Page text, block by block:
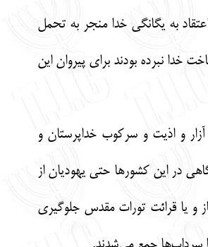
به یگانگی خدا منجر به تحمل
خدا نبرده بودند برای پیروان این
و اذیت و سرکوب خداپرستان و
در این کشورها حتی یهودیان از
و یا قرائت تورات مقدس جلوگیری